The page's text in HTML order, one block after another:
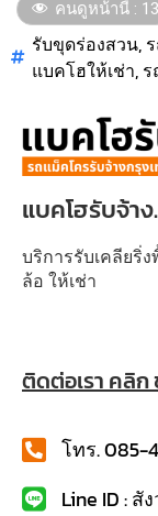
คนดูหน้านี้ : 13
รับขุดร่องสวน,
แบคโฮให้เช่า,
แบคโฮรับจ้า
บริการรับเคลีย
ล้อ ให้เช่า
ติดต่อเรา คลิก
โทร. 085-
Line ID : สั